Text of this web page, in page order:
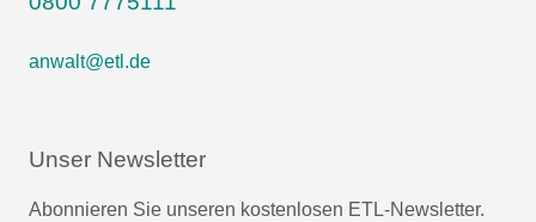
anwalt@etl.de
Unser Newsletter
Abonnieren Sie unseren kostenlosen ETL-Newsletter.